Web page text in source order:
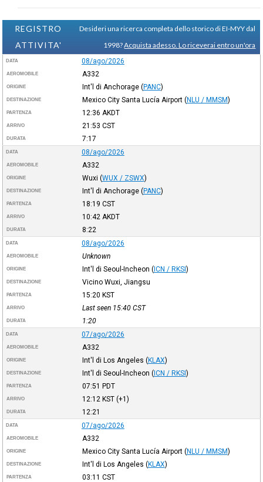
REGISTRO
ATTIVITA'
Desideri una ricerca completa dello storico di EI-MYY dal
1998?Acquista adesso. Lo riceverai entro un'ora
DATA 08/ago/2026
AEROMOBILE A332
ORIGINE Int'l di Anchorage (PANC)
DESTINAZIONE Mexico City Santa Lucía Airport (NLU / MMSM)
PARTENZA 12:36 AKDT
ARRIVO 21:53 CST
DURATA 7:17
DATA 08/ago/2026
AEROMOBILE A332
ORIGINE Wuxi (WUX / ZSWX)
DESTINAZIONE Int'l di Anchorage (PANC)
PARTENZA 18:19 CST
ARRIVO 10:42 AKDT
DURATA 8:22
DATA 08/ago/2026
AEROMOBILE Unknown
ORIGINE Int'l di Seoul-Incheon (ICN / RKSI)
DESTINAZIONE Vicino Wuxi, Jiangsu
PARTENZA 15:20 KST
ARRIVO Last seen 15:40 CST
DURATA 1:20
DATA 07/ago/2026
AEROMOBILE A332
ORIGINE Int'l di Los Angeles (KLAX)
DESTINAZIONE Int'l di Seoul-Incheon (ICN / RKSI)
PARTENZA 07:51 PDT
ARRIVO 12:12 KST(+1)
DURATA 12:21
DATA 07/ago/2026
AEROMOBILE A332
ORIGINE Mexico City Santa Lucía Airport (NLU / MMSM)
DESTINAZIONE Int'l di Los Angeles (KLAX)
PARTENZA 03:11 CST